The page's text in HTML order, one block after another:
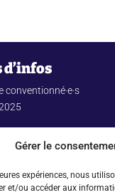
Gérer le
expériences, nous
et/ou accéder aux
d’infos
conventionné·e·s
de confidentialité